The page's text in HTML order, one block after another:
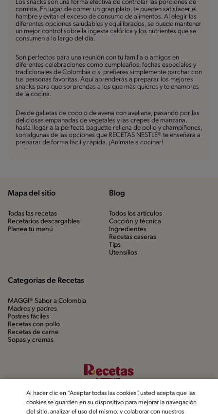
Los snacks son una forma efectiva de controlar las porciones de
comida. En lugar de comer un gran plato, te pueden satisfacer el
hambre y evitar el exceso de consumo de alimentos. Al elegir las
diferentes opciones saludables y equilibrados, se puede mantener
un mejor control sobre la ingesta calórica y los nutrientes que se
consumen a lo largo del día.
Son perfectos para una reunión con tu familia o amigos en
diferentes celebraciones como cumpleaños, fechas especiales y
tradicionales de Colombia o si prefieres simplemente parchar con
tus personas favoritas. Aquí aprenderás a preparar los mejores
snacks para que sorprendas a los que más quieres y te enamores
de la cocina.
Desde galletas de coco o de avena con avellana, pasando por las
deliciosas empanadas de vegetales y las crepes de manzana,
hasta llegar a la perfecta baguette rellena de pollo y champiñones,
son algunas de las opciones que RECETAS NESTLÉ® te enseñará a
preparar de forma fácil y rápida. ¡Anímate a cocinar!
Mapa del sitio
Todas las recetas
Recetarios descargables
Planea tu menú
Blog
Todos los artículos
Cocción y técnica
Ingredientes
Recetas caseras
Tips
Utensílios
Categorias de Recetas
MAGGI® Sabor a Colombia
Madres y padres
Postres fáciles
Recetas con pollo
Recetas de carne
Sopas y cremas
Al hacer clic en “Aceptar todas las cookies”, usted acepta que las
cookies se guarden en su dispositivo para mejorar la navegación
del sitio, analizar el uso del mismo, y colaborar con nuestros